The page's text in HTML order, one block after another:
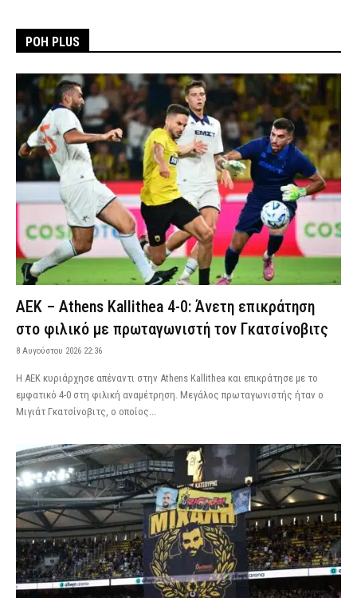
ΡΟΗ PLUS
ΑΕΚ – Athens Kallithea 4-0: Άνετη επικράτηση
στο φιλικό με πρωταγωνιστή τον Γκατσίνοβιτς
8 Αυγούστου 2026 22:36
Η ΑΕΚ κυριάρχησε απέναντι στην Athens Kallithea και επικράτησε με το
εμφατικό 4-0 στη φιλική αναμέτρηση. Μεγάλος πρωταγωνιστής ήταν ο
Μιγιάτ Γκατσίνοβιτς, ο οποίος...